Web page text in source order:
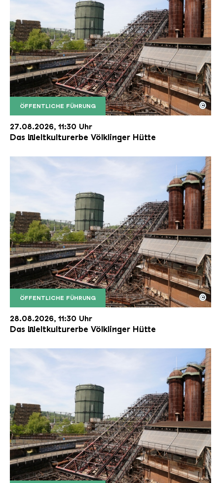
ÖFFENTLICHE FÜHRUNG
Der Erzschrägaufzug der Völklinger Hütte mit
Copyright: Weltkulturerbe Völklinger Hütte | Karl
©
27.08.2026, 11:30 Uhr
Das Weltkulturerbe Völklinger Hütte
ÖFFENTLICHE FÜHRUNG
Der Erzschrägaufzug der Völklinger Hütte mit
Copyright: Weltkulturerbe Völklinger Hütte | Karl
©
28.08.2026, 11:30 Uhr
Das Weltkulturerbe Völklinger Hütte